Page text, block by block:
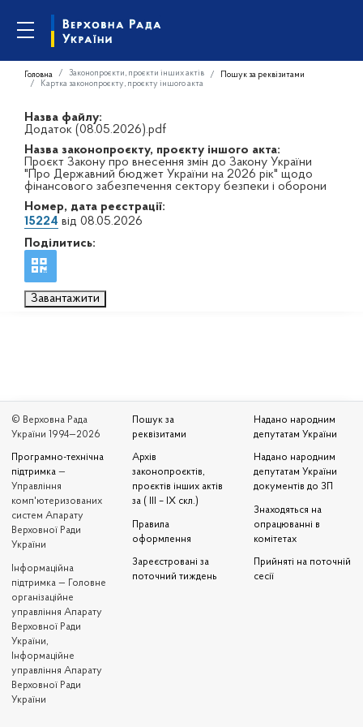
Головна Законопроєкти, проєкти інших актів
Пошук за реквізитами
Картка законопроєкту, проєкту іншого акта
Назва файлу:
Додаток (08.05.2026).pdf
Назва законопроєкту, проєкту іншого акта:
Проєкт Закону про внесення змін до Закону України
"Про Державний бюджет України на 2026 рік" щодо
фінансового забезпечення сектору безпеки і оборони
Номер, дата реєстрації:
15224 від 08.05.2026
Поділитись:
Завантажити
© Верховна Рада
України 1994—2026
Програмно-технічна
підтримка —
Управління
комп'ютеризованих
систем Апарату
Верховної Ради
України
Iнформаційна
підтримка — Головне
організаційне
управління Апарату
Верховної Ради
України,
Інформаційне
управління Апарату
Верховної Ради
України
Пошук за
реквізитами
Архів
законопроєктів,
проєктів інших актів
за ( III – IX скл.)
Правила
оформлення
Зареєстровані за
поточний тиждень
Надано народним
депутатам України
Надано народним
депутатам України
документів до ЗП
Знаходяться на
опрацюванні в
комітетах
Прийняті на поточній
сесії